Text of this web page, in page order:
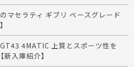
マセラティ ギブリ ベースグレード
4MATIC 上質とスポーツ性を
入庫紹介】